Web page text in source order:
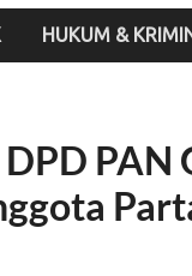
HUKUM &
PAN